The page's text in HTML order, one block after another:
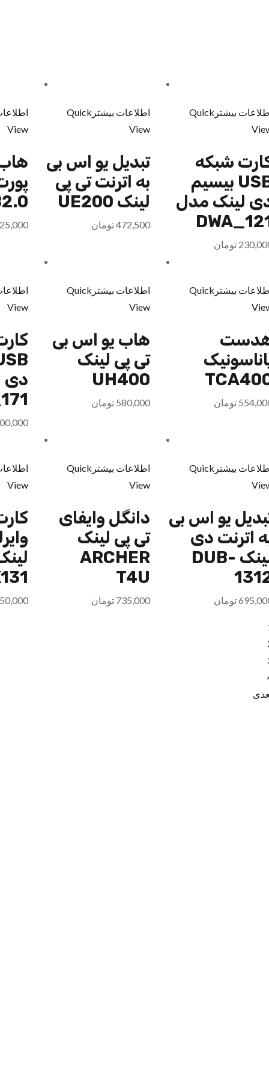
بیشتر Quick
شبکه
USB بیسیم
لینک مدل
تومان
اطلاعات بیشتر Quick
View
تبدیل یو اس بی
به اترنت تی پی
لینک UE200
472,500تومان
View
بیشتر Quick
تومان
اطلاعات بیشتر Quick
View
هاب یو اس بی
تی پی لینک
UH400
580,000 تومان
View
دی
بیشتر Quick
یو اس بی
اترنت دی
لینک DUB-
تومان
اطلاعات بیشتر Quick
View
دانگل وایفای
تی پی لینک
ARCHER
T4U
735,000 تومان
View